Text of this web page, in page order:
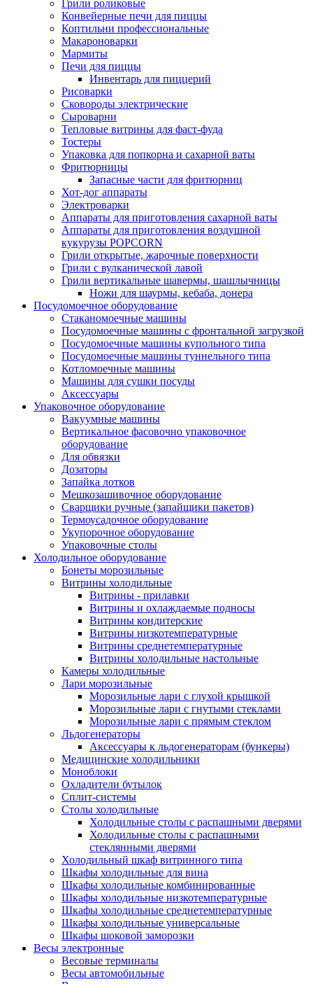
Грили роликовые
Конвейерные печи для пиццы
Коптильни профессиональные
Макароноварки
Мармиты
Печи для пиццы
Инвентарь для пиццерий
Рисоварки
Сковороды электрические
Сыроварни
Тепловые витрины для фаст-фуда
Тостеры
Упаковка для попкорна и сахарной ваты
Фритюрницы
Запасные части для фритюрниц
Хот-дог аппараты
Электроварки
Аппараты для приготовления сахарной ваты
Аппараты для приготовления воздушной
кукурузы POPCORN
Грили открытые, жарочные поверхности
Грили с вулканической лавой
Грили вертикальные шавермы, шашлычницы
Ножи для шаурмы, кебаба, донера
Посудомоечное оборудование
Стаканомоечные машины
Посудомоечные машины с фронтальной загрузкой
Посудомоечные машины купольного типа
Посудомоечные машины туннельного типа
Котломоечные машины
Машины для сушки посуды
Аксессуары
Упаковочное оборудование
Вакуумные машины
Вертикальное фасовочно упаковочное
оборудование
Для обвязки
Дозаторы
Запайка лотков
Мешкозашивочное оборудование
Сварщики ручные (запайщики пакетов)
Термоусадочное оборудование
Укупорочное оборудование
Упаковочные столы
Холодильное оборудование
Бонеты морозильные
Витрины холодильные
Витрины - прилавки
Витрины и охлаждаемые подносы
Витрины кондитерские
Витрины низкотемпературные
Витрины среднетемпературные
Витрины холодильные настольные
Камеры холодильные
Лари морозильные
Морозильные лари с глухой крышкой
Морозильные лари с гнутыми стеклами
Морозильные лари с прямым стеклом
Льдогенераторы
Аксессуары к льдогенераторам (бункеры)
Медицинские холодильники
Моноблоки
Охладители бутылок
Сплит-системы
Столы холодильные
Холодильные столы с распашными дверями
Холодильные столы с распашными
стеклянными дверями
Холодильный шкаф витринного типа
Шкафы холодильные для вина
Шкафы холодильные комбинированные
Шкафы холодильные низкотемпературные
Шкафы холодильные среднетемпературные
Шкафы холодильные универсальные
Шкафы шоковой заморозки
Весы электронные
Весовые терминалы
Весы автомобильные